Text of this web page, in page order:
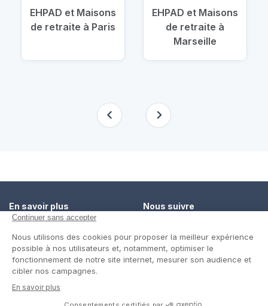
EHPAD et Maisons
de retraite à Paris
EHPAD et Maisons
de retraite à
Marseille
En savoir plus
Un service de confiance
Contact
Nous suivre
Twitter
Blog